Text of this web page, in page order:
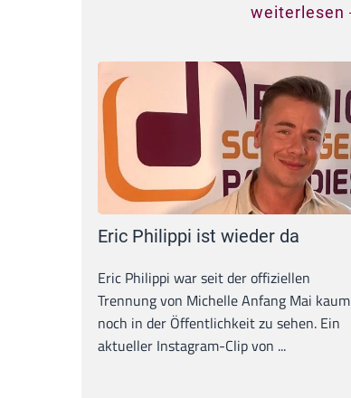
weiterlesen
Eric Philippi ist wieder da
Eric Philippi war seit der offiziellen
Trennung von Michelle Anfang Mai kaum
noch in der Öffentlichkeit zu sehen. Ein
aktueller Instagram-Clip von ...